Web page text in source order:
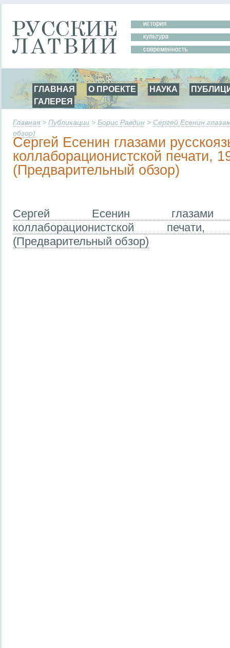
ГЛАВНАЯ О ПРОЕКТЕ НАУКА
ГАЛЕРЕЯ
Главная > Публикации > Борис Равдин > Сергей Есенин
обзор)
Сергей Есенин глазами
коллаборационистской печати,
(Предварительный обзор)
Сергей Есенин глазами
коллаборационистской
(Предварительный обзор)